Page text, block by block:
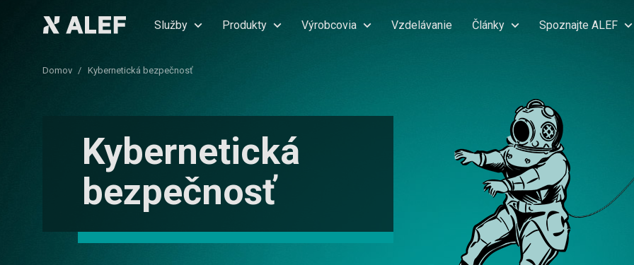
Služby Produkty Výrobcovia Vzdelávanie Články Spoznajte ALEF
Domov Kybernetická bezpečnosť
Kybernetická
bezpečnosť